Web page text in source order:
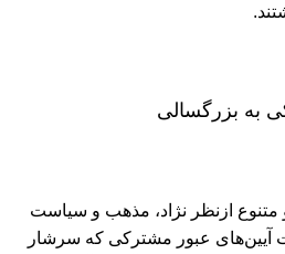
به بزرگسالی
ازنظر نژاد، مذهب و سیاست
عبور مشترکی که سرشار